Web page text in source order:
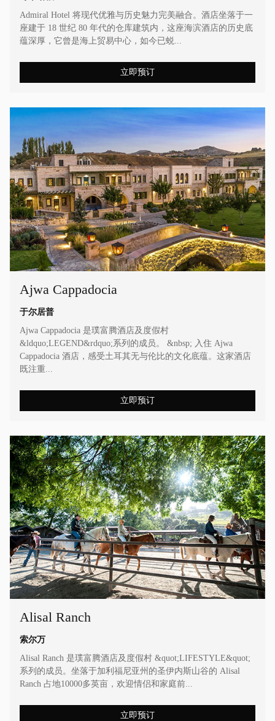
Admiral Hotel 将现代优雅与历史魅力完美融合。酒店坐落于一
座建于 18 世纪 80 年代的仓库建筑内，这座海滨酒店的历史底
蕴深厚，它曾是海上贸易中心，如今已蜕...
立即预订
Ajwa Cappadocia
于尔居普
Ajwa Cappadocia 是璞富腾酒店及度假村
&ldquo;LEGEND&rdquo;系列的成员。 &nbsp; 入住 Ajwa
Cappadocia 酒店，感受土耳其无与伦比的文化底蕴。这家酒店
既注重...
立即预订
Alisal Ranch
索尔万
Alisal Ranch 是璞富腾酒店及度假村 &quot;LIFESTYLE&quot;
系列的成员。坐落于加利福尼亚州的圣伊内斯山谷的 Alisal
Ranch 占地10000多英亩，欢迎情侣和家庭前...
立即预订